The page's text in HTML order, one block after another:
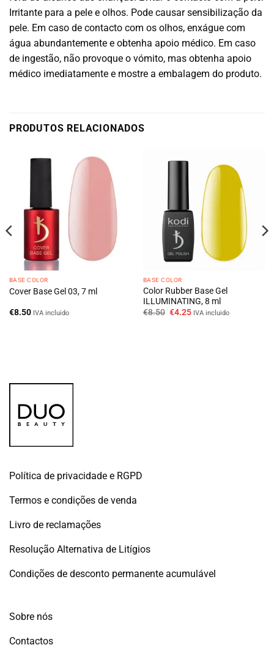
Irritante para a pele e olhos. Pode causar sensibilização da
pele. Em caso de contacto com os olhos, enxágue com
água abundantemente e obtenha apoio médico. Em caso
de ingestão, não provoque o vómito, mas obtenha apoio
médico imediatamente e mostre a embalagem do produto.
PRODUTOS RELACIONADOS
BASE COLOR
Cover Base Gel 03, 7 ml
€8.50 IVA incluido
BASE COLOR
Color Rubber Base Gel
ILLUMINATING, 8 ml
€8.50 O
€4.25OIVA incluido
Política de privacidade e RGPD
Termos e condições de venda
Livro de reclamações
Resolução Alternativa de Litígios
Condições de desconto permanente acumulável
Sobre nós
Contactos